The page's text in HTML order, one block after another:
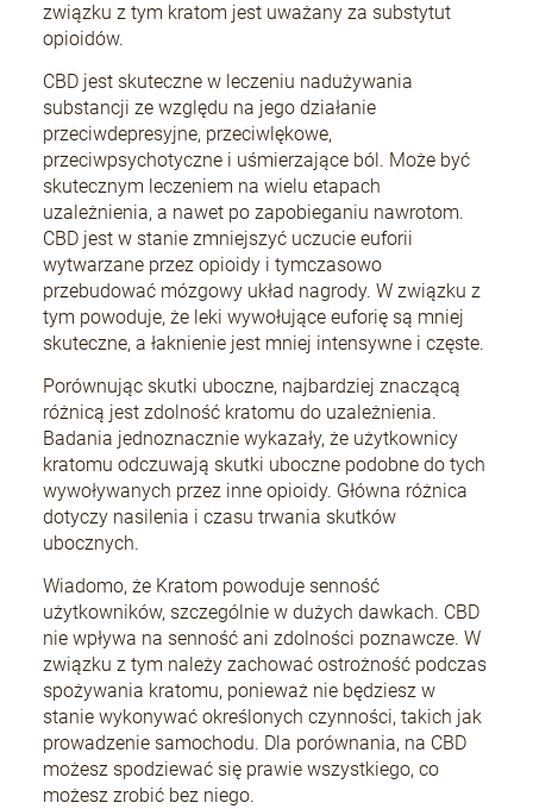
związku z tym kratom jest uważany za substytut
opioidów.
CBD jest skuteczne w leczeniu nadużywania
substancji ze względu na jego działanie
przeciwdepresyjne, przeciwlękowe,
przeciwpsychotyczne i uśmierzające ból. Może być
skutecznym leczeniem na wielu etapach
uzależnienia, a nawet po zapobieganiu nawrotom.
CBD jest w stanie zmniejszyć uczucie euforii
wytwarzane przez opioidy i tymczasowo
przebudować mózgowy układ nagrody. W związku z
tym powoduje, że leki wywołujące euforię są mniej
skuteczne, a łaknienie jest mniej intensywne i częste.
Porównując skutki uboczne, najbardziej znaczącą
różnicą jest zdolność kratomu do uzależnienia.
Badania jednoznacznie wykazały, że użytkownicy
kratomu odczuwają skutki uboczne podobne do tych
wywoływanych przez inne opioidy. Główna różnica
dotyczy nasilenia i czasu trwania skutków
ubocznych.
Wiadomo, że Kratom powoduje senność
użytkowników, szczególnie w dużych dawkach. CBD
nie wpływa na senność ani zdolności poznawcze. W
związku z tym należy zachować ostrożność podczas
spożywania kratomu, ponieważ nie będziesz w
stanie wykonywać określonych czynności, takich jak
prowadzenie samochodu. Dla porównania, na CBD
możesz spodziewać się prawie wszystkiego, co
możesz zrobić bez niego.